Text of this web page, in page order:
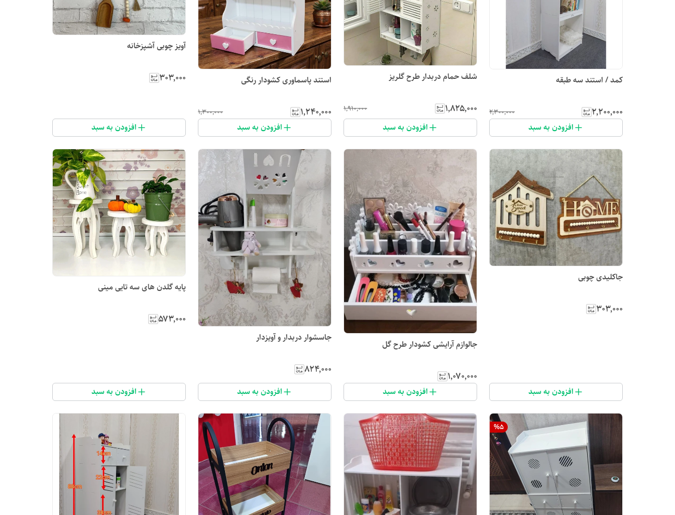
کمد / استند سه طبقه
۲٬۲۰۰٬۰۰۰ ۲٬۳۰۰٬۰۰۰
افزودن به سبد
شلف حمام دربدار طرح گلریز
۱٬۸۲۵٬۰۰۰ ۱٬۹۱۰٬۰۰۰
افزودن به سبد
استند پاسماوری کشودار رنگی
۱٬۲۴۰٬۰۰۰ ۱٬۳۰۰٬۰۰۰
افزودن به سبد
آویز چوبی آشپزخانه
۳۰۳٬۰۰۰
افزودن به سبد
جاکلیدی چوبی
۳۰۳٬۰۰۰
افزودن به سبد
جالوازم آرایشی کشودار طرح گل
۱٬۰۷۰٬۰۰۰
افزودن به سبد
جاسشوار دربدار و آویزدار
۸۲۴٬۰۰۰
افزودن به سبد
پایه گلدن های سه تایی مینی
۵۷۳٬۰۰۰
افزودن به سبد
%5